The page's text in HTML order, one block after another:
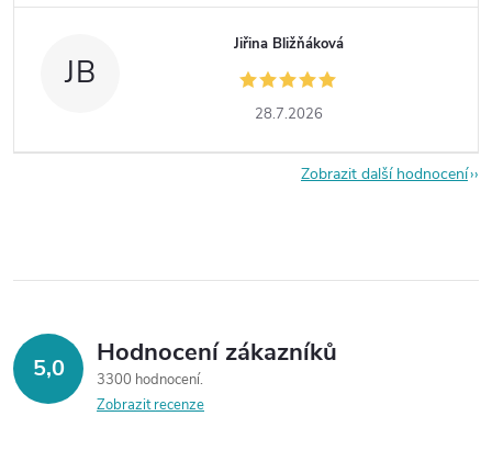
JB
Jiřina Bližňáková
28.7.2026
Zobrazit další hodnocení
5,0 Hodnocení zákazníků
3300 hodnocení
Zobrazit recenze